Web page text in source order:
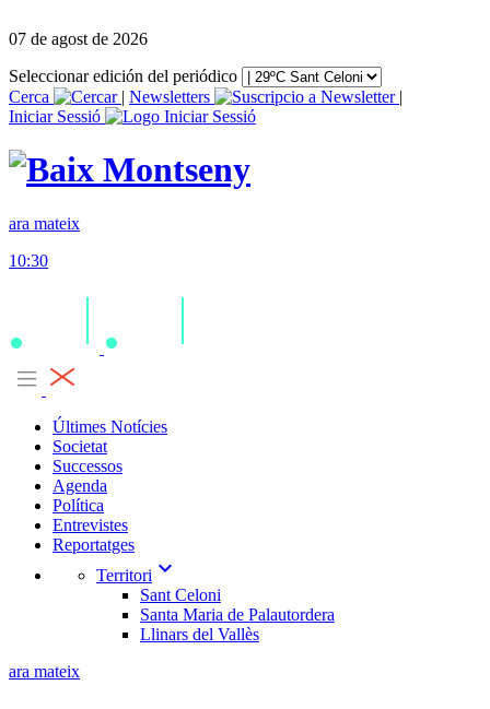
07 de agost de 2026
Seleccionar edición del periódico
Cerca
| Newsletters
|
Iniciar Sessió
ara mateix
10:30
Últimes Notícies
Societat
Successos
Agenda
Política
Entrevistes
Reportatges
Territori expand_more
Sant Celoni
Santa Maria de Palautordera
Llinars del Vallès
ara mateix